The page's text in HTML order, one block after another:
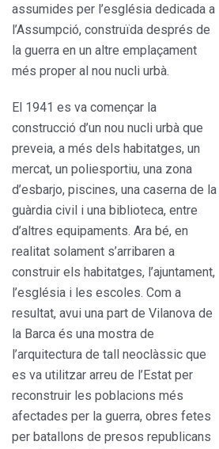
assumides per l’església dedicada a
l’Assumpció, construïda després de
la guerra en un altre emplaçament
més proper al nou nucli urbà.
El 1941 es va començar la
construcció d’un nou nucli urbà que
preveia, a més dels habitatges, un
mercat, un poliesportiu, una zona
d’esbarjo, piscines, una caserna de la
guàrdia civil i una biblioteca, entre
d’altres equipaments. Ara bé, en
realitat solament s’arribaren a
construir els habitatges, l’ajuntament,
l’església i les escoles. Com a
resultat, avui una part de Vilanova de
la Barca és una mostra de
l’arquitectura de tall neoclàssic que
es va utilitzar arreu de l’Estat per
reconstruir les poblacions més
afectades per la guerra, obres fetes
per batallons de presos republicans